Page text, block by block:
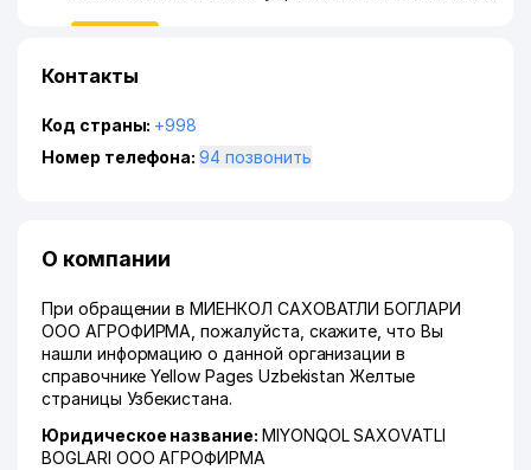
Контакты
Код страны: +998
Номер телефона:
94 позвонить
О компании
При обращении в МИЕНКОЛ САХОВАТЛИ БОГЛАРИ
ООО АГРОФИРМА, пожалуйста, скажите, что Вы
нашли информацию о данной организации в
справочнике Yellow Pages Uzbekistan Желтые
страницы Узбекистана.
Юридическое название: MIYONQOL SAXOVATLI
BOGLARI ООО АГРОФИРМА